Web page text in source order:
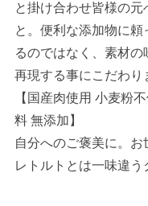
と掛け合わせ皆様の元
と。便利な添加物に
るのではなく、素材
再現する事にこだわり
【国産肉使用 小麦粉
料 無添加】
自分へのご褒美に。お
レトルトとは一味違う